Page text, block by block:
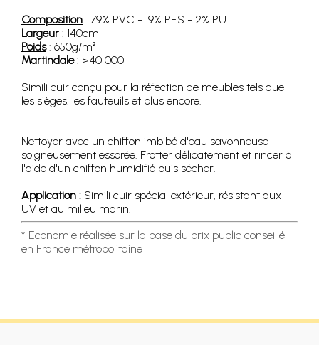
Composition : 79% PVC - 19% PES - 2% PU
Largeur: 140cm
Poids: 650g/m²
Martindale: >40 000
Simili cuir conçu pour la réfection de meubles tels que
les sièges, les fauteuils et plus encore.
Nettoyer avec un chiffon imbibé d'eau savonneuse
soigneusement essorée. Frotter délicatement et rincer à
l'aide d'un chiffon humidifié puis sécher.
Application : Simili cuir spécial extérieur, résistant aux
UV et au milieu marin.
* Economie réalisée sur la base du prix public conseillé
en France métropolitaine